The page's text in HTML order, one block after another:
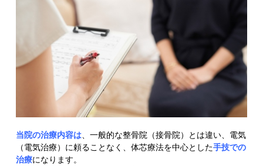
当院の治療内容は、一般的な整骨院（接骨院）とは違い、電気
（電気治療）に頼ることなく、体芯療法を中心とした手技での
治療になります。